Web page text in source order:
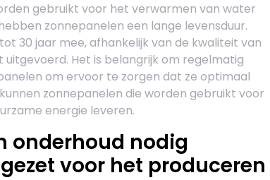
gebruikt voor het verwarmen van water
zonnepanelen een lange levensduur.
30 jaar mee, afhankelijk van de kwaliteit van
Het is belangrijk om regelmatig
om ervoor te zorgen dat ze optimaal
zonnepanelen die worden gebruikt voor
energie leveren.
onderhoud nodig
voor het produceren